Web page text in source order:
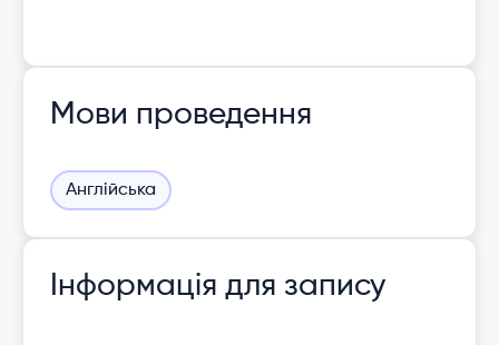
Мови проведення
Англійська
Інформація для запису